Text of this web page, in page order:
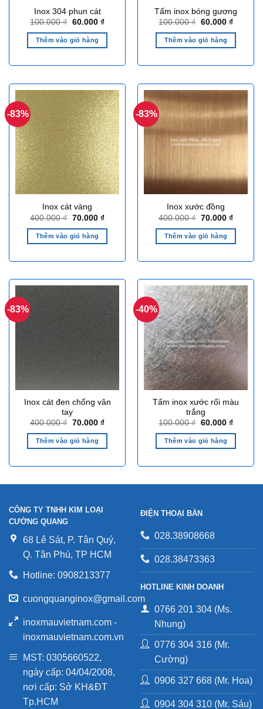
Inox 304 phun cát
100.000₫ Giá
là:
100.000 ₫.
60.000 ₫Giá
Thêm vào giỏ hàng
Tấm inox bóng gương
100.000₫ Giá
là:
100.000 ₫.
60.000 ₫Giá
Thêm vào giỏ hàng
-83%
Inox cát vàng
400.000₫ Giá
là:
400.000 ₫.
70.000 ₫Giá
tại
Thêm vào giỏ hàng
-83%
Inox xước đồng
400.000₫ Giá
là:
400.000 ₫.
70.000 ₫Giá
tại
Thêm vào giỏ hàng
-83%
Inox cát đen chống vân
tay
400.000₫ Giá
là:
400.000 ₫.
70.000 ₫Giá
Thêm vào giỏ hàng
-40%
Tấm inox xước rối màu
trắng
100.000₫ Giá
là:
100.000 ₫.
60.000 ₫Giá
Thêm vào giỏ hàng
CÔNG TY TNHH KIM LOẠI
CƯỜNG QUANG
68 Lê Sát, P. Tân Quý,
Q. Tân Phú, TP HCM
Hotline: 0908213377
cuongquanginox@gmail.com
inoxmauvietnam.com -
inoxmauvietnam.com.vn
MST: 0305660522,
ngày cấp: 04/04/2008,
nơi cấp: Sở KH&ĐT
Tp.HCM
ĐIỆN THOẠI BÀN
028.38908668
028.38473363
HOTLINE KINH DOANH
0766 201 304 (Ms.
Nhung)
0776 304 316 (Mr.
Cường)
0906 327 668 (Mr. Hoa)
0904 304 310 (Mr. Sáu)